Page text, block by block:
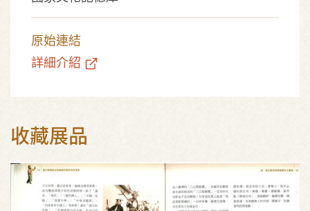
原始連結
詳細介紹
收藏展品